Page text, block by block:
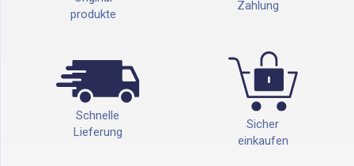
produkte
Zahlung
Schnelle
Lieferung
Sicher
einkaufen